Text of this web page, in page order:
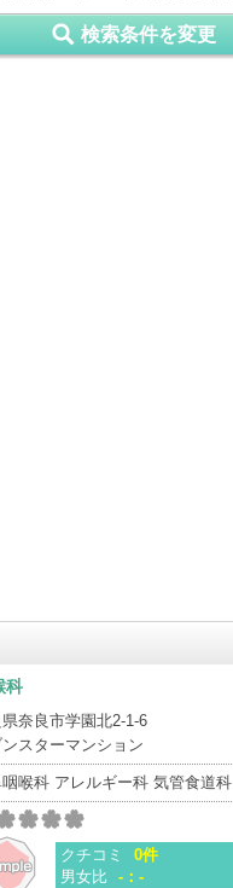
検索条件を変更
科
奈良市学園北2-1-6
スターマンション
喉科 アレルギー科 気管食道科
クチコミ
0件
男女比 -：-